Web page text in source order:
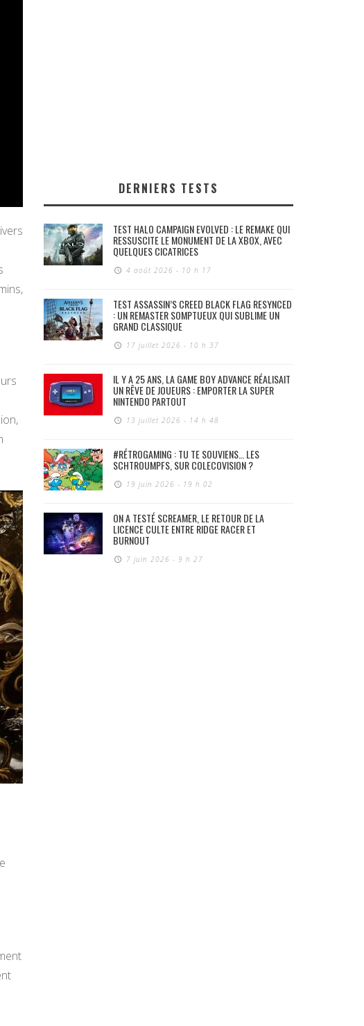
DERNIERS TESTS
TEST HALO CAMPAIGN EVOLVED : LE REMAKE QUI
RESSUSCITE LE MONUMENT DE LA XBOX, AVEC
QUELQUES CICATRICES
4 août 2026 - 10 h 17
TEST ASSASSIN’S CREED BLACK FLAG RESYNCED
: UN REMASTER SOMPTUEUX QUI SUBLIME UN
GRAND CLASSIQUE
17 juillet 2026 - 10 h 37
IL Y A 25 ANS, LA GAME BOY ADVANCE RÉALISAIT
UN RÊVE DE JOUEURS : EMPORTER LA SUPER
NINTENDO PARTOUT
13 juillet 2026 - 14 h 48
#RÉTROGAMING : TU TE SOUVIENS… LES
SCHTROUMPFS, SUR COLECOVISION ?
19 juin 2026 - 19 h 02
ON A TESTÉ SCREAMER, LE RETOUR DE LA
LICENCE CULTE ENTRE RIDGE RACER ET
BURNOUT
7 juin 2026 - 9 h 27